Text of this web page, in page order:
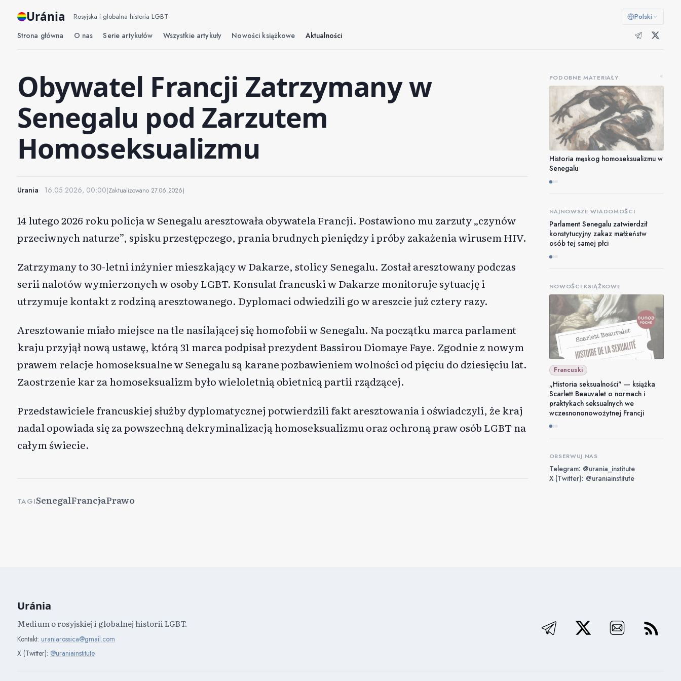
Uránia Rosyjska i globalna historia LGBT Polski
Strona główna O nas Serie artykułów Wszystkie artykuły Nowości książkowe Aktualności
Obywatel Francji Zatrzymany w
Senegalu pod Zarzutem
Homoseksualizmu
Urania 16.05.2026, 00:00(Zaktualizowano 27.06.2026)
14 lutego 2026 roku policja w Senegalu aresztowała obywatela Francji. Postawiono mu zarzuty „czynów
przeciwnych naturze”, spisku przestępczego, prania brudnych pieniędzy i próby zakażenia wirusem HIV.
Zatrzymany to 30-letni inżynier mieszkający w Dakarze, stolicy Senegalu. Został aresztowany podczas
serii nalotów wymierzonych w osoby LGBT. Konsulat francuski w Dakarze monitoruje sytuację i
utrzymuje kontakt z rodziną aresztowanego. Dyplomaci odwiedzili go w areszcie już cztery razy.
Aresztowanie miało miejsce na tle nasilającej się homofobii w Senegalu. Na początku marca parlament
kraju przyjął nową ustawę, którą 31 marca podpisał prezydent Bassirou Diomaye Faye. Zgodnie z nowym
prawem relacje homoseksualne w Senegalu są karane pozbawieniem wolności od pięciu do dziesięciu lat.
Zaostrzenie kar za homoseksualizm było wieloletnią obietnicą partii rządzącej.
Przedstawiciele francuskiej służby dyplomatycznej potwierdzili fakt aresztowania i oświadczyli, że kraj
nadal opowiada się za powszechną dekryminalizacją homoseksualizmu oraz ochroną praw osób LGBT na
całym świecie.
TAGISenegalFrancjaPrawo
«
PODOBNE MATERIAŁY
Historia męskog homoseksualizmu w
Senegalu
NAJNOWSZE WIADOMOŚCI
Parlament Senegalu zatwierdził
konstytucyjny zakaz małżeństw
osób tej samej płci
NOWOŚCI KSIĄŻKOWE
Francuski
„Historia seksualności" — książka
Scarlett Beauvalet o normach i
praktykach seksualnych we
wczesnononowożytnej Francji
OBSERWUJ NAS
Telegram: @urania_institute
X (Twitter): @uraniainstitute
Uránia
Medium o rosyjskiej i globalnej historii LGBT.
Kontakt: uraniarossica@gmail.com
X (Twitter): @uraniainstitute